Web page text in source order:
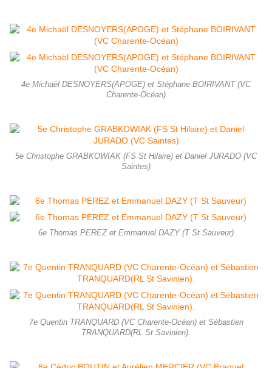
4e Michaël DESNOYERS(APOGE) et Stéphane BOIRIVANT (VC
Charente-Océan)
5e Christophe GRABKOWIAK (FS St Hilaire) et Daniel JURADO (VC
Saintes)
6e Thomas PEREZ et Emmanuel DAZY (T St Sauveur)
7e Quentin TRANQUARD (VC Charente-Océan) et Sébastien
TRANQUARD(RL St Savinien).